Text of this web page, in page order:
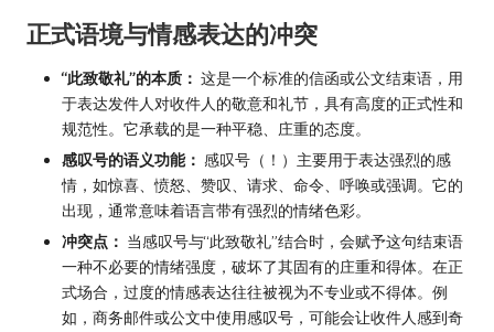
正式语境与情感表达的冲突
“此致敬礼”的本质： 这是一个标准的信函或公文结束语，用
于表达发件人对收件人的敬意和礼节，具有高度的正式性和
规范性。它承载的是一种平稳、庄重的态度。
感叹号的语义功能： 感叹号（！）主要用于表达强烈的感
情，如惊喜、愤怒、赞叹、请求、命令、呼唤或强调。它的
出现，通常意味着语言带有强烈的情绪色彩。
冲突点： 当感叹号与“此致敬礼”结合时，会赋予这句结束语
一种不必要的情绪强度，破坏了其固有的庄重和得体。在正
式场合，过度的情感表达往往被视为不专业或不得体。例
如，商务邮件或公文中使用感叹号，可能会让收件人感到奇